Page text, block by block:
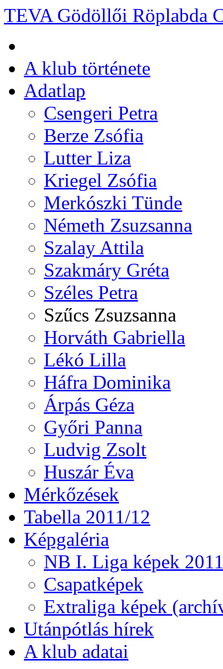
TEVA Gödöllői Röplabda
A klub története
Adatlap
Csengeri Petra
Berze Zsófia
Lutter Liza
Kriegel Zsófia
Merkószki Tünde
Németh Zsuzsanna
Szalay Attila
Szakmáry Gréta
Széles Petra
Szűcs Zsuzsanna
Horváth Gabriella
Lékó Lilla
Háfra Dominika
Árpás Géza
Győri Panna
Ludvig Zsolt
Huszár Éva
Mérkőzések
Tabella 2011/12
Képgaléria
NB I. Liga képek
Csapatképek
Extraliga képek
Utánpótlás hírek
A klub adatai